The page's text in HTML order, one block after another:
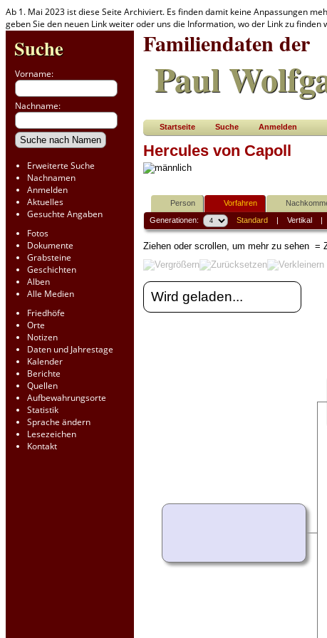
Ab 1. Mai 2023 ist diese Seite Archiviert. Es finden damit keine Anpassungen
geben Sie den neuen Link weiter oder uns die Information, wo der Link zu
Suche
Vorname:
Nachname:
Erweiterte Suche
Nachnamen
Anmelden
Aktuelles
Gesuchte Angaben
Fotos
Dokumente
Grabsteine
Geschichten
Alben
Alle Medien
Friedhöfe
Orte
Notizen
Daten und Jahrestage
Kalender
Berichte
Quellen
Aufbewahrungsorte
Statistik
Sprache ändern
Lesezeichen
Kontakt
Familiendaten der
Paul
Startseite Suche Anmelden
Hercules von Capoll
Person Vorfahren
Generationen: Standard| Vertikal|
Ziehen oder scrollen, um mehr zu sehen =
Wird geladen...